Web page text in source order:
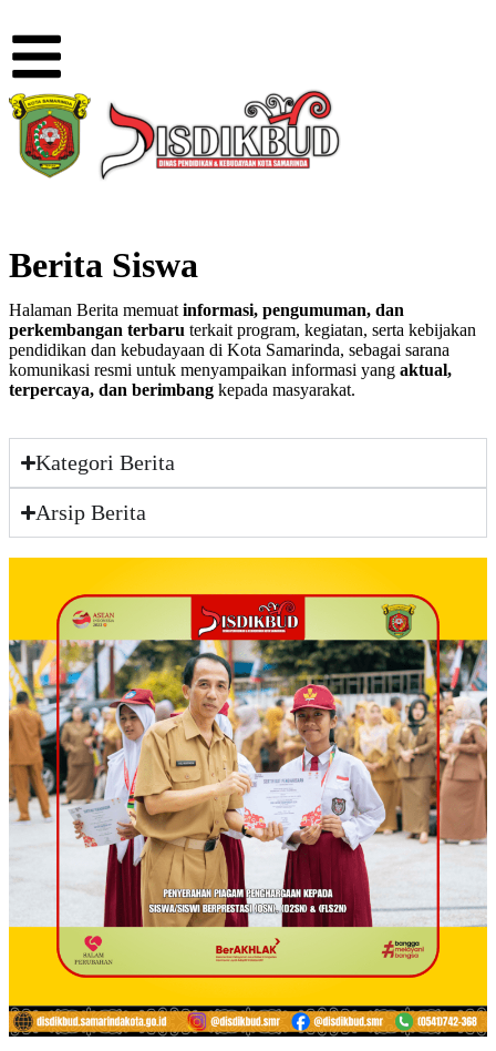
Berita Siswa
Halaman Berita memuat informasi, pengumuman, dan
perkembangan terbaru terkait program, kegiatan, serta kebijakan
pendidikan dan kebudayaan di Kota Samarinda, sebagai sarana
komunikasi resmi untuk menyampaikan informasi yang aktual,
terpercaya, dan berimbang kepada masyarakat.
Kategori Berita
Arsip Berita